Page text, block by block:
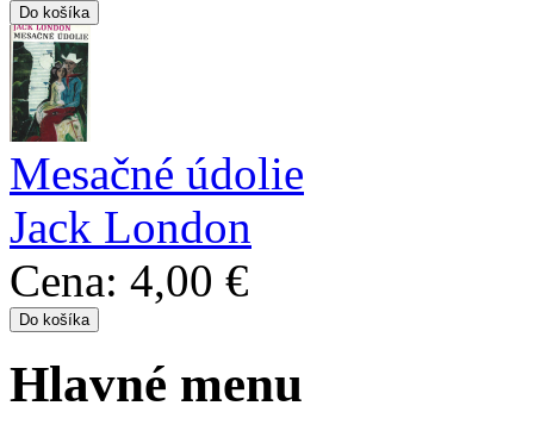
Mesačné údolie
Jack London
Cena: 4,00 €
Hlavné menu